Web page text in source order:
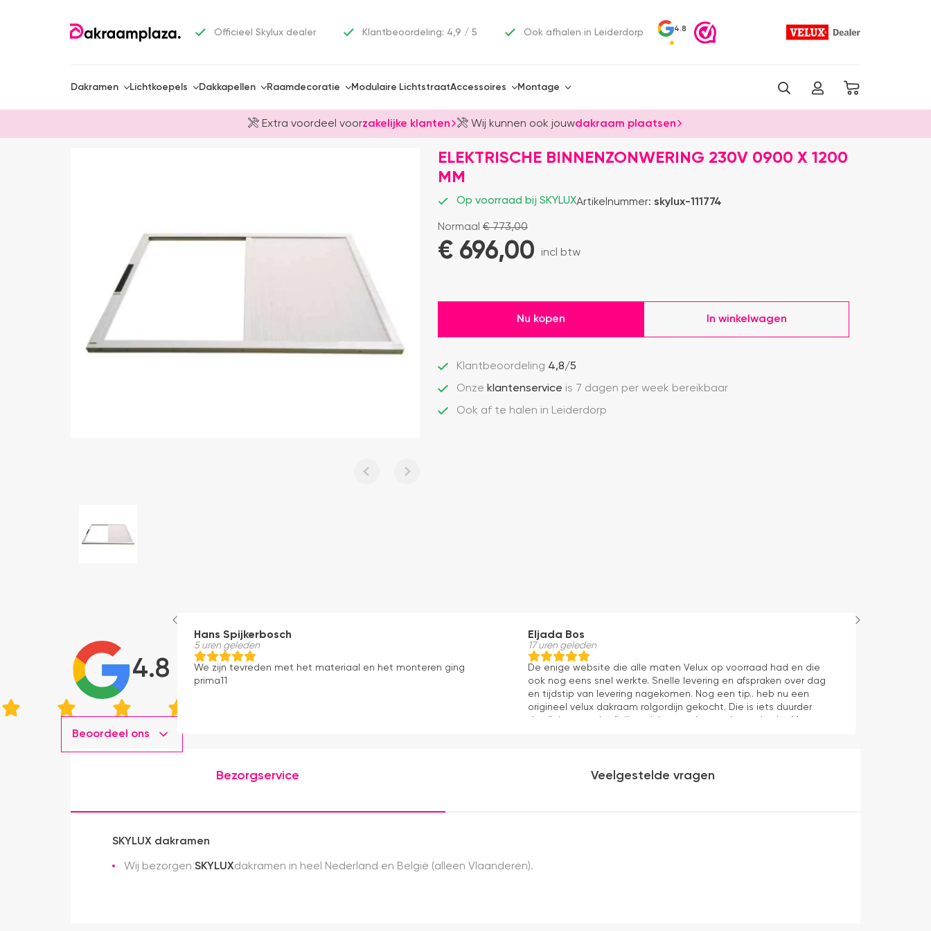
Officieel Skylux dealer Klantbeoordeling: 4,9 / 5 Ook afhalen in Leiderdorp 4.8
Dakramen Lichtkoepels Dakkapellen Raamdecoratie Modulaire LichtstraatAccessoires Montage
Extra voordeel voorzakelijke klanten Wij kunnen ook jouwdakraam plaatsen
ELEKTRISCHE BINNENZONWERING 230V 0900 X 1200
MM
Op voorraad bij SKYLUXArtikelnummer: skylux-111774
Normaal €773,00
€ 696,00 incl btw
Nu kopen In winkelwagen
Klantbeoordeling 4,8/5
Onze klantenservice is 7 dagen per week bereikbaar
Ook af te halen in Leiderdorp
4.8
Beoordeel ons
Hans Spijkerbosch
5 uren geleden
We zijn tevreden met het materiaal en het monteren ging
prima11
Eljada Bos
17 uren geleden
De enige website die alle maten Velux op voorraad had en die
ook nog eens snel werkte. Snelle levering en afspraken over dag
en tijdstip van levering nagekomen. Nog een tip.. heb nu een
origineel velux dakraam rolgordijn gekocht. Die is iets duurder
Bezorgservice Veelgestelde vragen
SKYLUX dakramen
Wij bezorgen SKYLUXdakramen in heel Nederland en België (alleen Vlaanderen).